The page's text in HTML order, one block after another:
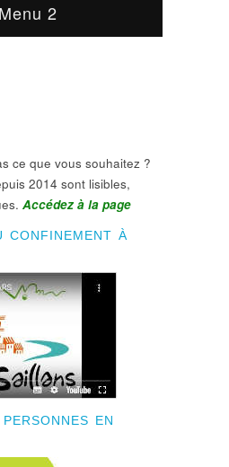
Menu 2
ce que vous souhaitez ?
2014 sont lisibles,
Accédez à la page
CONFINEMENT À
EN